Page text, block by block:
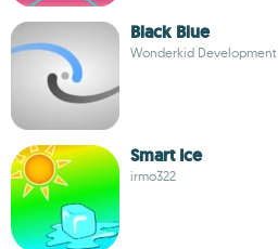
Black Blue
Wonderkid Development
Smart Ice
irmo322